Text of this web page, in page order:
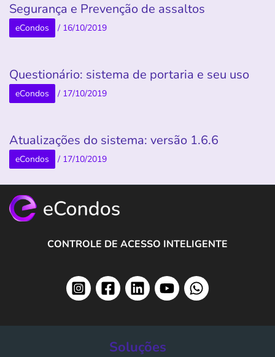
Segurança e Prevenção de assaltos
eCondos / 16/10/2019
Questionário: sistema de portaria e seu uso
eCondos / 17/10/2019
Atualizações do sistema: versão 1.6.6
eCondos / 17/10/2019
CONTROLE DE ACESSO INTELIGENTE
Soluções